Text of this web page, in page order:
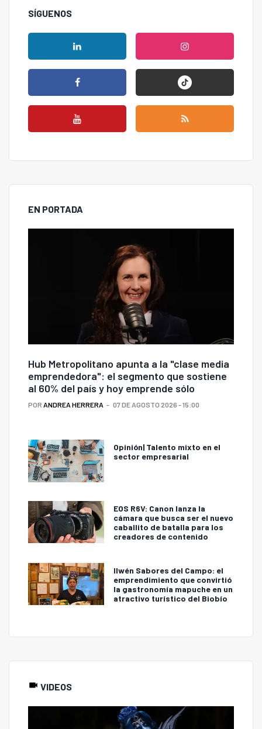
SÍGUENOS
EN PORTADA
Hub Metropolitano apunta a la "clase media
emprendedora": el segmento que sostiene
al 60% del país y hoy emprende sólo
POR ANDREA HERRERA 07 DE AGOSTO 2026 - 15:00
Opinión| Talento mixto en el
sector empresarial
EOS R6V: Canon lanza la
cámara que busca ser el nuevo
caballito de batalla para los
creadores de contenido
Ilwén Sabores del Campo: el
emprendimiento que convirtió
la gastronomía mapuche en un
atractivo turístico del Biobío
VIDEOS